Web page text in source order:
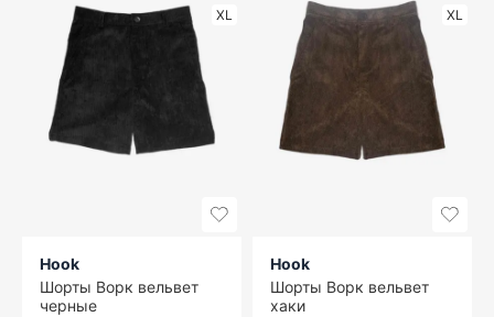
XL
Hook
Шорты Ворк вельвет
черные
XL
Hook
Шорты Ворк вельвет
хаки